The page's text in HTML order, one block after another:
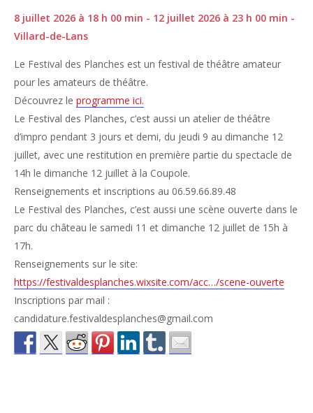
8 juillet 2026 à 18 h 00 min - 12 juillet 2026 à 23 h 00 min -
Villard-de-Lans
Le Festival des Planches est un festival de théâtre amateur
pour les amateurs de théâtre.
Découvrez le programme ici.
Le Festival des Planches, c’est aussi un atelier de théâtre
d’impro pendant 3 jours et demi, du jeudi 9 au dimanche 12
juillet, avec une restitution en première partie du spectacle de
14h le dimanche 12 juillet à la Coupole.
Renseignements et inscriptions au 06.59.66.89.48
Le Festival des Planches, c’est aussi une scène ouverte dans le
parc du château le samedi 11 et dimanche 12 juillet de 15h à
17h.
Renseignements sur le site:
https://festivaldesplanches.wixsite.com/acc…/scene-ouverte
Inscriptions par mail :
candidature.festivaldesplanches@gmail.com